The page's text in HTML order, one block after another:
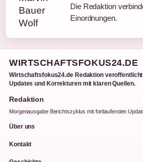
Die Redaktion
Einordnungen.
WIRTSCHAFTSFOKUS24.DE
Wirtschaftsfokus24.de Redaktion
Updates und Korrekturen mit klaren Quellen.
Redaktion
Morgenausgabe Berichtszyklus mit fortlaufenden
Über uns
Kontakt